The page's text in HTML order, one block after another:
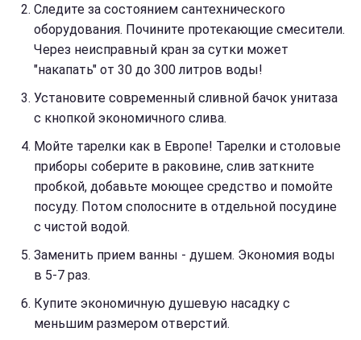
Следите за состоянием сантехнического
оборудования. Почините протекающие смесители.
Через неисправный кран за сутки может
"накапать" от 30 до 300 литров воды!
Установите современный сливной бачок унитаза
с кнопкой экономичного слива.
Мойте тарелки как в Европе! Тарелки и столовые
приборы соберите в раковине, слив заткните
пробкой, добавьте моющее средство и помойте
посуду. Потом сполосните в отдельной посудине
с чистой водой.
Заменить прием ванны - душем. Экономия воды
в 5-7 раз.
Купите экономичную душевую насадку с
меньшим размером отверстий.